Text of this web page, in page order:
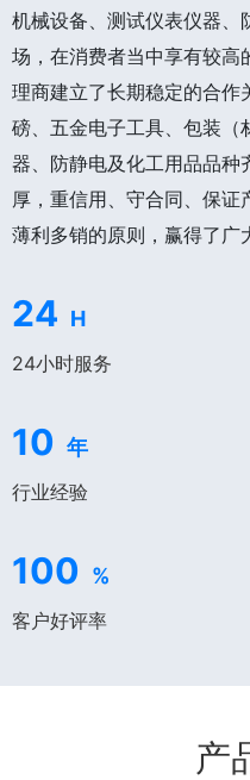
机械设备、测试仪表仪器、
场，在消费者当中享有较高
理商建立了长期稳定的合
磅、五金电子工具、包装（
器、防静电及化工用品品种
厚，重信用、守合同、保
薄利多销的原则，赢得了广
24 H
24小时服务
10 年
行业经验
100 %
客户好评率
产